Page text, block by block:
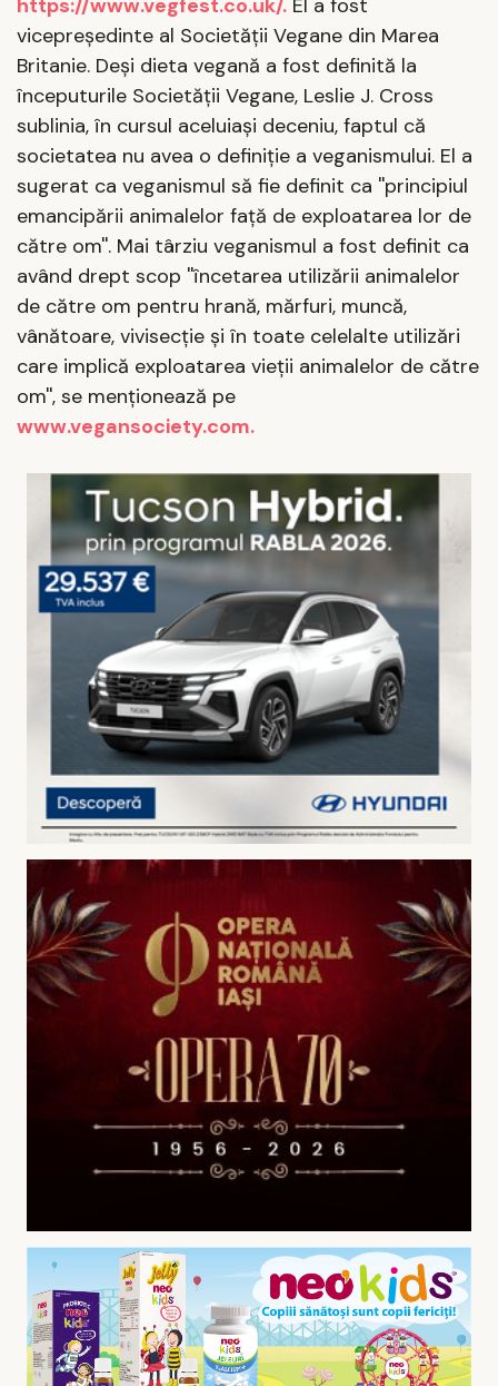
https://www.vegfest.co.uk/. El a fost
vicepreşedinte al Societăţii Vegane din Marea
Britanie. Deşi dieta vegană a fost definită la
începuturile Societăţii Vegane, Leslie J. Cross
sublinia, în cursul aceluiaşi deceniu, faptul că
societatea nu avea o definiţie a veganismului. El a
sugerat ca veganismul să fie definit ca ''principiul
emancipării animalelor faţă de exploatarea lor de
către om''. Mai târziu veganismul a fost definit ca
având drept scop ''încetarea utilizării animalelor
de către om pentru hrană, mărfuri, muncă,
vânătoare, vivisecţie şi în toate celelalte utilizări
care implică exploatarea vieţii animalelor de către
om'', se menţionează pe
www.vegansociety.com.